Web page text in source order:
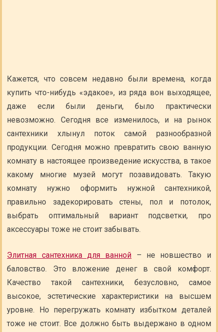
Кажется, что совсем недавно были времена, когда
купить что-нибудь «эдакое», из ряда вон выходящее,
даже если были деньги, было практически
невозможно. Сегодня все изменилось, и на рынок
сантехники хлынул поток самой разнообразной
продукции. Сегодня можно превратить свою ванную
комнату в настоящее произведение искусства, в такое
какому многие музей могут позавидовать. Такую
комнату нужно оформить нужной сантехникой,
правильно задекорировать стены, пол и потолок,
выбрать оптимальный вариант подсветки, про
аксессуары тоже не стоит забывать.
Элитная сантехника для ванной – не новшество и
баловство. Это вложение денег в свой комфорт.
Качество такой сантехники, безусловно, самое
высокое, эстетические характеристики на высшем
уровне. Но перегружать комнату избытком деталей
тоже не стоит. Все должно быть выдержано в одном